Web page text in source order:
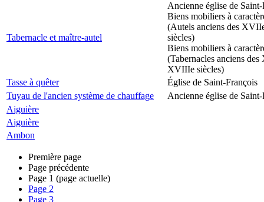
Tabernacle et maître-autel
Ancienne église de Saint-
Biens mobiliers à
(Autels anciens des
siècles)
Biens mobiliers à
(Tabernacles anciens
XVIIIe siècles)
Tasse à quêter
Église de Saint-François
Tuyau de l'ancien système de chauffage
Ancienne église de Saint-
Aiguière
Aiguière
Ambon
Première page
Page précédente
Page 1 (page actuelle)
Page 2
Page 3